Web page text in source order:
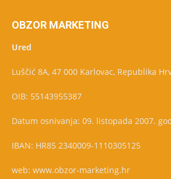
OBZOR MARKETING
Ured
Luščić 8A, 47 000 Karlovac, Republika
OIB: 55143955387
Datum osnivanja: 09. listopada 2007.
IBAN: HR85 2340009-1110305125
web: www.obzor-marketing.hr